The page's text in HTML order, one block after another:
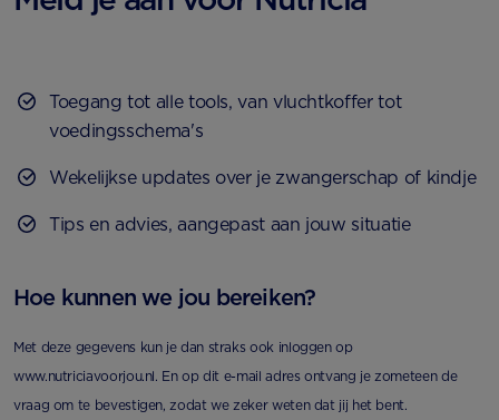
Toegang tot alle tools, van vluchtkoffer tot
voedingsschema's
Wekelijkse updates over je zwangerschap of kindje
Tips en advies, aangepast aan jouw situatie
Hoe kunnen we jou bereiken?
Met deze gegevens kun je dan straks ook inloggen op
www.nutriciavoorjou.nl. En op dit e-mail adres ontvang je zometeen de
vraag om te bevestigen, zodat we zeker weten dat jij het bent.